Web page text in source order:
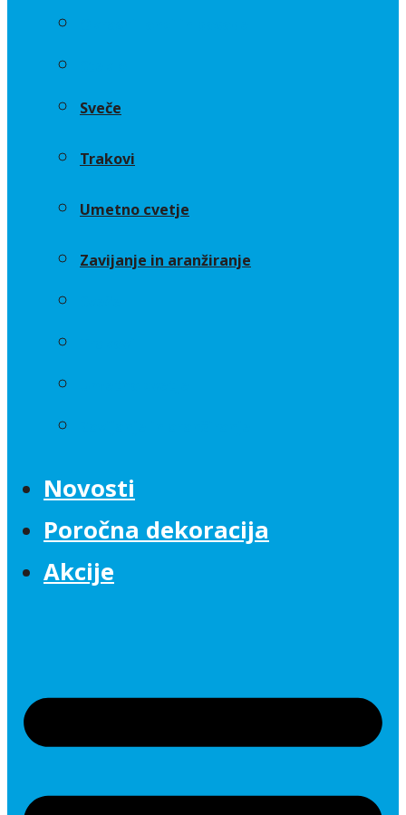
Sveče
Trakovi
Umetno cvetje
Zavijanje in aranžiranje
Novosti
Poročna dekoracija
Akcije